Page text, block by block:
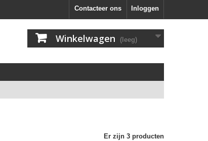
Inloggen
Contacteer ons
Winkelwagen (leeg)
Er zijn 3 producten